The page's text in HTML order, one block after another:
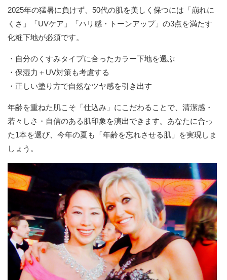
2025年の猛暑に負けず、50代の肌を美しく保つには「崩れに
くさ」「UVケア」「ハリ感・トーンアップ」の3点を満たす
化粧下地が必須です。
・自分のくすみタイプに合ったカラー下地を選ぶ
・保湿力＋UV対策も考慮する
・正しい塗り方で自然なツヤ感を引き出す
年齢を重ねた肌こそ「仕込み」にこだわることで、清潔感・
若々しさ・自信のある肌印象を演出できます。あなたに合っ
た1本を選び、今年の夏も「年齢を忘れさせる肌」を実現しま
しょう。